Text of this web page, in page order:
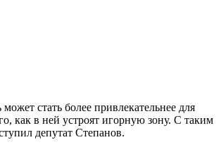
может стать более привлекательнее для
как в ней устроят игорную зону. С таким
депутат Степанов.